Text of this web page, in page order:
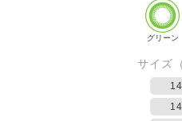
グリーン
サイズ